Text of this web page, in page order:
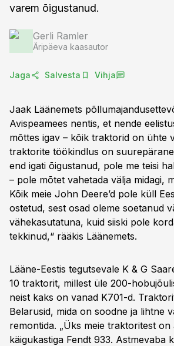
varem õigustanud.
Gerli Ramler
Äripäeva kaasautor
Jaga Salvesta Vihja
Jaak Läänemets
Avispeamees nentis, et nende
mõttes igav – kõik traktorid on ühte
traktorite töökindlus on
end igati õigustanud, pole me teisi
– pole mõtet vahetada välja midagi,
Kõik meie John Deere’d pole küll
ostetud, sest osad oleme soetanud
vähekasutatuna, kuid siiski pole
tekkinud,“ rääkis Läänemets.
Lääne-Eestis tegutsevale K & G
10 traktorit, millest üle 200-
neist kaks on vanad K701-d.
Belarusid, mida on soodne ja lihtne
remontida. „Üks meie traktoritest on
käigukastiga Fendt 933. Astmevaba